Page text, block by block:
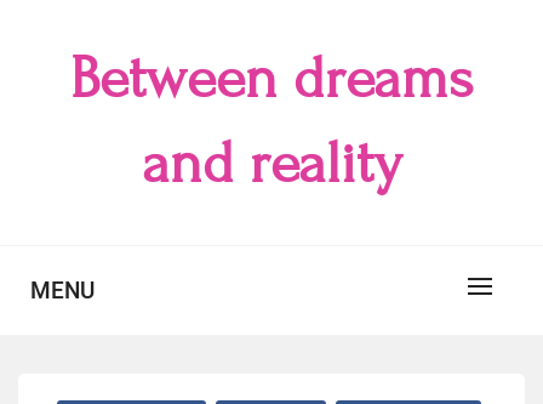
Between dreams
and reality
MENU